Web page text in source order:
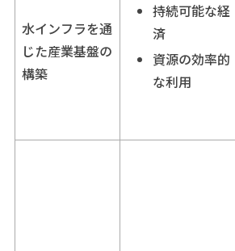
水インフラを通
じた産業基盤の
構築
持続可能な経
済
資源の効率的
な利用